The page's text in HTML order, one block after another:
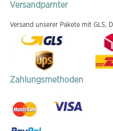
Versandparnter
Versand unserer Pakete mit GLS,
Zahlungsmethoden